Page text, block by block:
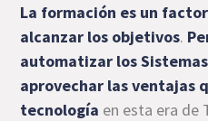
La formación es un
alcanzar los objetivos.
automatizar los
aprovechar las ventajas
tecnología en esta era de